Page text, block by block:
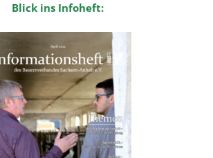
Blick ins Infoheft: